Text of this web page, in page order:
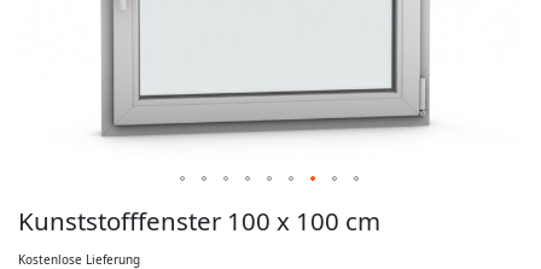
Anfang
Bildgalerie
Kunststofffenster 100 x 100 cm
Kostenlose Lieferung